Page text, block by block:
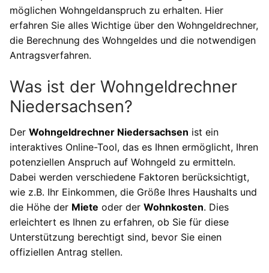
möglichen Wohngeldanspruch zu erhalten. Hier
erfahren Sie alles Wichtige über den Wohngeldrechner,
die Berechnung des Wohngeldes und die notwendigen
Antragsverfahren.
Was ist der Wohngeldrechner
Niedersachsen?
Der Wohngeldrechner Niedersachsen ist ein
interaktives Online-Tool, das es Ihnen ermöglicht, Ihren
potenziellen Anspruch auf Wohngeld zu ermitteln.
Dabei werden verschiedene Faktoren berücksichtigt,
wie z.B. Ihr Einkommen, die Größe Ihres Haushalts und
die Höhe der Miete oder der Wohnkosten. Dies
erleichtert es Ihnen zu erfahren, ob Sie für diese
Unterstützung berechtigt sind, bevor Sie einen
offiziellen Antrag stellen.